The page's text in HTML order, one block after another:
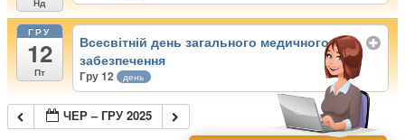
ГРУ
12
Пт
Всесвітній день загального медичного
забезпечення
Гру 12 день
ЧЕР – ГРУ 2025